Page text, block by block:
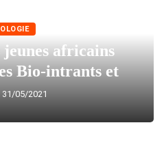
africains
Bio-intrants et
31/05/2021